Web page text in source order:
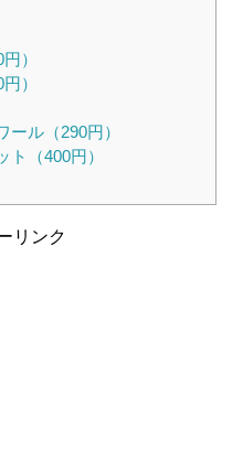
）
）
ル（290円）
（400円）
リンク